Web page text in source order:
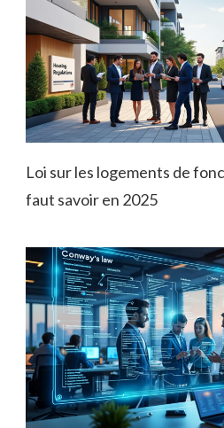
Loi sur les logements de
faut savoir en 2025